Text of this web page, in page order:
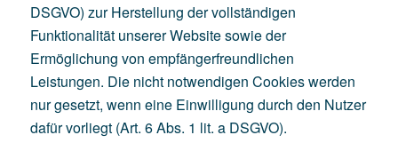
DSGVO) zur Herstellung der vollständigen
Funktionalität unserer Website sowie der
Ermöglichung von empfängerfreundlichen
Leistungen. Die nicht notwendigen Cookies werden
nur gesetzt, wenn eine Einwilligung durch den Nutzer
dafür vorliegt (Art. 6 Abs. 1 lit. a DSGVO).